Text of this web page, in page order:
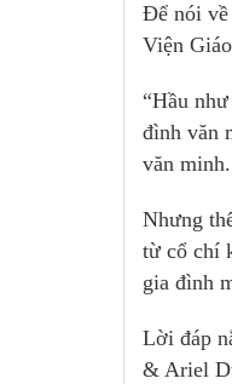
Để nói về
Viện
“Hầu
đình văn
văn minh.
Nhưng
từ cổ chí
gia đình
Lời đáp
& Ariel